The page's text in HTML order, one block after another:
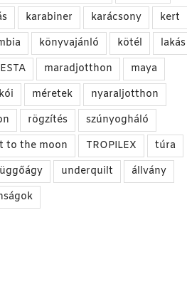
karabiner karácsony
kert
könyvajánló kötél
lakás
maradjotthon
maya
méretek
nyaraljotthon
rögzítés
szúnyogháló
to the moon
TROPILEX
túra
underquilt
állvány